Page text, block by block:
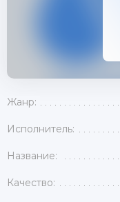
Жанр:
Исполнитель:
Название:
Качество: